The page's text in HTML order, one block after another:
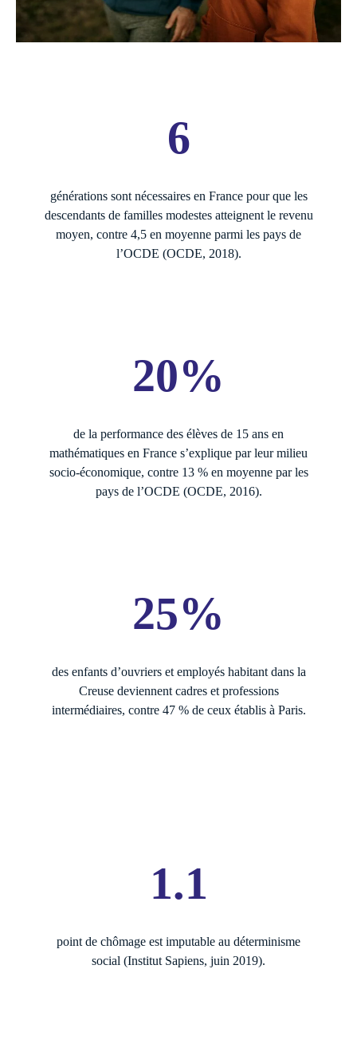
6
générations sont nécessaires en France pour que les
descendants de familles modestes atteignent le revenu
moyen, contre 4,5 en moyenne parmi les pays de
l’OCDE (OCDE, 2018).
20%
de la performance des élèves de 15 ans en
mathématiques en France s’explique par leur milieu
socio-économique, contre 13 % en moyenne par les
pays de l’OCDE (OCDE, 2016).
25%
des enfants d’ouvriers et employés habitant dans la
Creuse deviennent cadres et professions
intermédiaires, contre 47 % de ceux établis à Paris.
1.1
point de chômage est imputable au déterminisme
social (Institut Sapiens, juin 2019).